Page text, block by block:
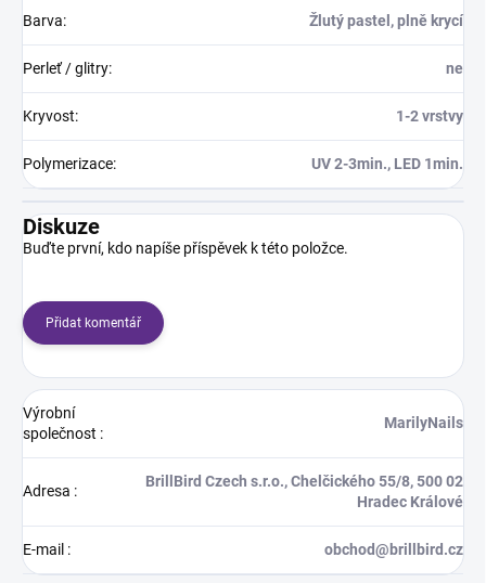
Barva: Žlutý pastel, plně krycí
Perleť / glitry: ne
Kryvost: 1-2 vrstvy
Polymerizace: UV 2-3min., LED 1min.
Diskuze
Buďte první, kdo napíše příspěvek k této položce.
Přidat komentář
Výrobní
společnost :
MarilyNails
Adresa :
BrillBird Czech s.r.o., Chelčického 55/8, 500 02
Hradec Králové
E-mail : obchod@brillbird.cz